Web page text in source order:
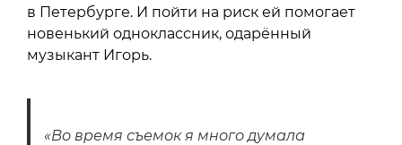
в Петербурге. И пойти на риск ей помогает
новенький одноклассник, одарённый
музыкант Игорь.
«Во время съемок я много думала